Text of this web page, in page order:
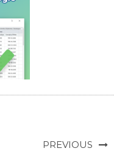
PREVIOUS